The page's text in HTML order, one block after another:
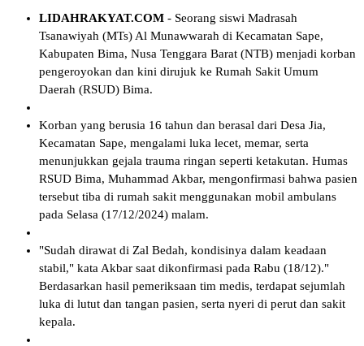
LIDAHRAKYAT.COM - Seorang siswi Madrasah
Tsanawiyah (MTs) Al Munawwarah di Kecamatan Sape,
Kabupaten Bima, Nusa Tenggara Barat (NTB) menjadi korban
pengeroyokan dan kini dirujuk ke Rumah Sakit Umum
Daerah (RSUD) Bima.
Korban yang berusia 16 tahun dan berasal dari Desa Jia,
Kecamatan Sape, mengalami luka lecet, memar, serta
menunjukkan gejala trauma ringan seperti ketakutan. Humas
RSUD Bima, Muhammad Akbar, mengonfirmasi bahwa pasien
tersebut tiba di rumah sakit menggunakan mobil ambulans
pada Selasa (17/12/2024) malam.
"Sudah dirawat di Zal Bedah, kondisinya dalam keadaan
stabil," kata Akbar saat dikonfirmasi pada Rabu (18/12)."
Berdasarkan hasil pemeriksaan tim medis, terdapat sejumlah
luka di lutut dan tangan pasien, serta nyeri di perut dan sakit
kepala.